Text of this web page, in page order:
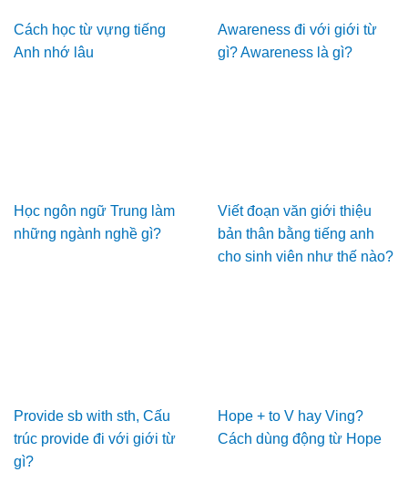
Cách học từ vựng tiếng
Anh nhớ lâu
Awareness đi với giới từ
gì? Awareness là gì?
Học ngôn ngữ Trung làm
những ngành nghề gì?
Viết đoạn văn giới thiệu
bản thân bằng tiếng anh
cho sinh viên như thế nào?
Provide sb with sth, Cấu
trúc provide đi với giới từ
gì?
Hope + to V hay Ving?
Cách dùng động từ Hope